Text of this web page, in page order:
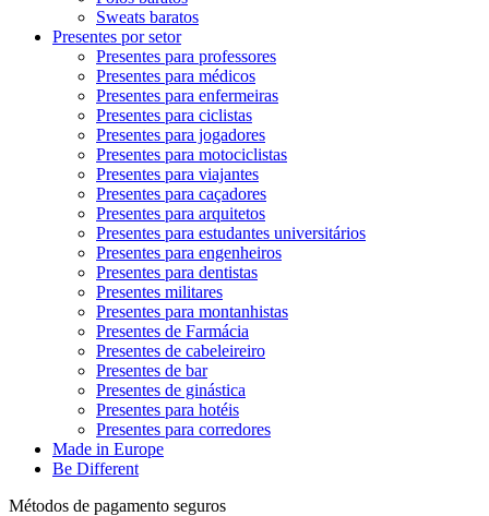
Sweats baratos
Presentes por setor
Presentes para professores
Presentes para médicos
Presentes para enfermeiras
Presentes para ciclistas
Presentes para jogadores
Presentes para motociclistas
Presentes para viajantes
Presentes para caçadores
Presentes para arquitetos
Presentes para estudantes universitários
Presentes para engenheiros
Presentes para dentistas
Presentes militares
Presentes para montanhistas
Presentes de Farmácia
Presentes de cabeleireiro
Presentes de bar
Presentes de ginástica
Presentes para hotéis
Presentes para corredores
Made in Europe
Be Different
Métodos de pagamento seguros